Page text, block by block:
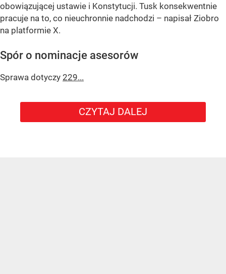
obowiązującej ustawie i Konstytucji. Tusk konsekwentnie
pracuje na to, co nieuchronnie nadchodzi – napisał Ziobro
na platformie X.
Spór o nominacje asesorów
Sprawa dotyczy 229...
CZYTAJ DALEJ